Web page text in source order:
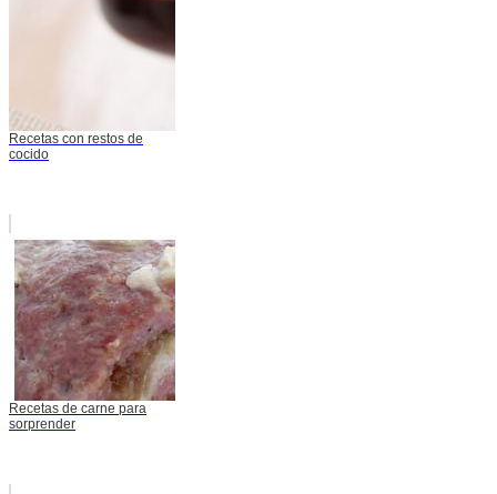
Recetas con restos de
cocido
Recetas de carne para
sorprender